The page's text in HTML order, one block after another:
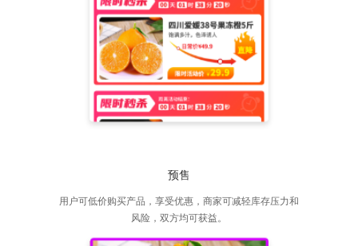
预售
用户可低价购买产品，享受优惠，商家可减轻库存压力和
风险，双方均可获益。